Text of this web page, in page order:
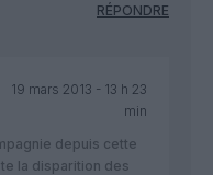
RÉPONDRE
19 mars 2013 - 13 h 23
min
depuis cette
la disparition des